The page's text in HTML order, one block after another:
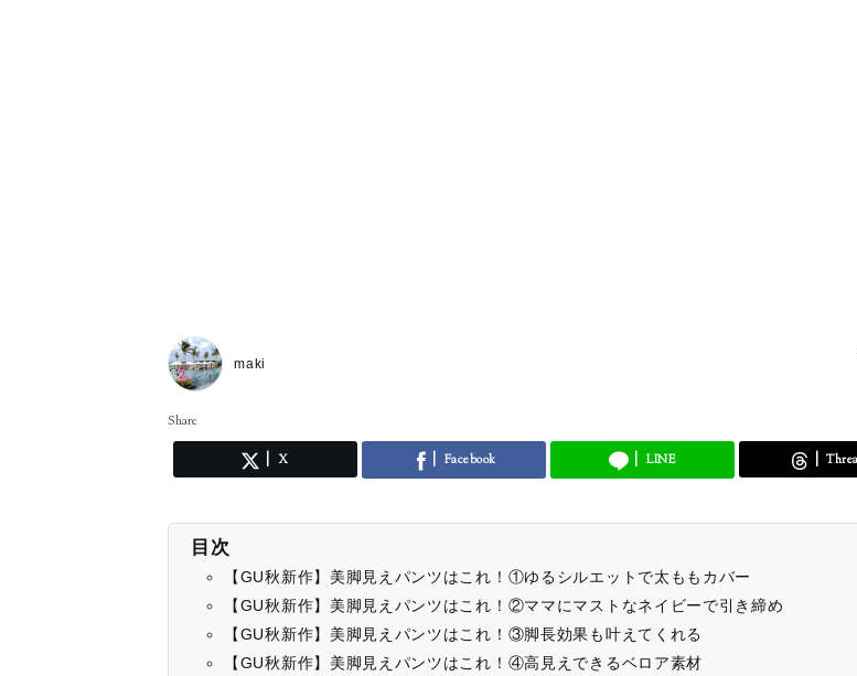
maki
Share
X Facebook LINE
目次
【GU秋新作】美脚見えパンツはこれ！①ゆるシルエットで太ももカバー
【GU秋新作】美脚見えパンツはこれ！②ママにマストなネイビーで引き締め
【GU秋新作】美脚見えパンツはこれ！③脚長効果も叶えてくれる
【GU秋新作】美脚見えパンツはこれ！④高見えできるベロア素材